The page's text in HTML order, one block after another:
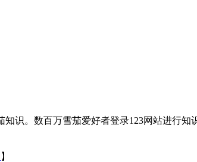
识。数百万雪茄爱好者登录123网站进行
】